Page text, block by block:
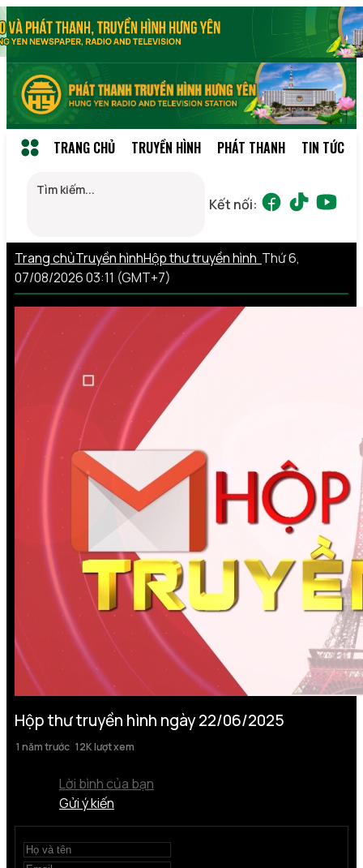
TRANG CHỦ TRUYỀN HÌNH PHÁT THANH TIN TỨC
Kết nối:
Trang chủTruyền hìnhHộp thư truyền hình Thứ 6,
07/08/2026 03:11 (GMT+7)
Hộp thư truyền hình ngày 22/06/2025
1 năm trước 12K lượt xem
Lời bình của bạn
Gửi ý kiến